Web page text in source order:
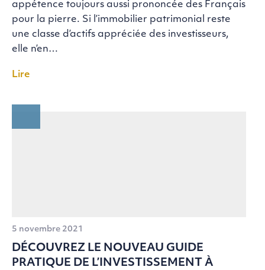
appétence toujours aussi prononcée des Français
pour la pierre. Si l’immobilier patrimonial reste
une classe d’actifs appréciée des investisseurs,
elle n’en…
Lire
5 novembre 2021
DÉCOUVREZ LE NOUVEAU GUIDE
PRATIQUE DE L’INVESTISSEMENT À